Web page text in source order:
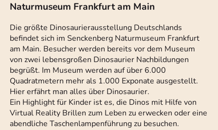
Naturmuseum Frankfurt am Main
Die größte Dinosaurierausstellung Deutschlands
befindet sich im Senckenberg Naturmuseum Frankfurt
am Main. Besucher werden bereits vor dem Museum
von zwei lebensgroßen Dinosaurier Nachbildungen
begrüßt. Im Museum werden auf über 6.000
Quadratmetern mehr als 1.000 Exponate ausgestellt.
Hier erfährt man alles über Dinosaurier.
Ein Highlight für Kinder ist es, die Dinos mit Hilfe von
Virtual Reality Brillen zum Leben zu erwecken oder eine
abendliche Taschenlampenführung zu besuchen.